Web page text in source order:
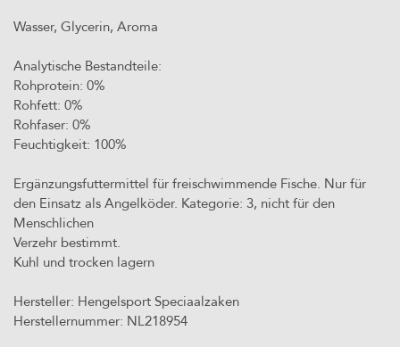
Wasser, Glycerin, Aroma
Analytische Bestandteile:
Rohprotein: 0%
Rohfett: 0%
Rohfaser: 0%
Feuchtigkeit: 100%
Ergänzungsfuttermittel für freischwimmende Fische. Nur für
den Einsatz als Angelköder. Kategorie: 3, nicht für den
Menschlichen
Verzehr bestimmt.
Kuhl und trocken lagern
Hersteller: Hengelsport Speciaalzaken
Herstellernummer: NL218954